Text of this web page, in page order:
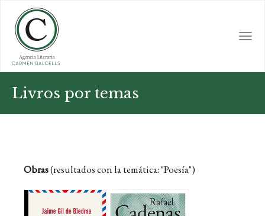
main
content
Livros por temas
Obras(resultados con la temática: "Poesía")